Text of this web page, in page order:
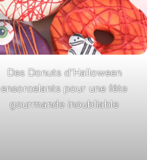
Des Donuts d’Halloween
ensorcelants pour une fête
gourmande inoubliable